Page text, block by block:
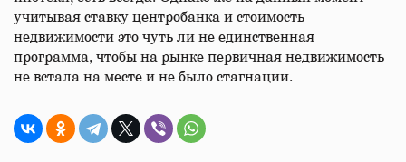
учитывая ставку центробанка и стоимость
недвижимости это чуть ли не единственная
программа, чтобы на рынке первичная недвижимость
не встала на месте и не было стагнации.